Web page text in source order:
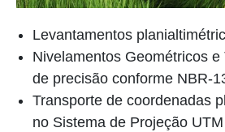
Levantamentos
Nivelamentos Geométricos
de precisão conforme NBR-
Transporte de coordenadas
no Sistema de Projeção